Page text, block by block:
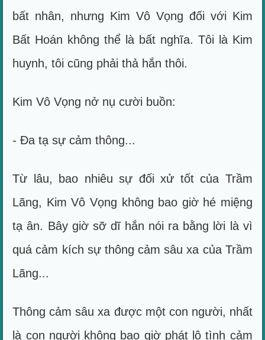
bất nhân, nhưng Kim Vô Vọng đối với Kim
Bất Hoán không thể là bất nghĩa. Tôi là Kim
huynh, tôi cũng phải thả hắn thôi.
Kim Vô Vọng nở nụ cười buồn:
- Đa tạ sự cảm thông...
Từ lâu, bao nhiêu sự đối xử tốt của Trầm
Lãng, Kim Vô Vọng không bao giờ hé miệng
tạ ân. Bây giờ sỡ dĩ hắn nói ra bằng lời là vì
quá cảm kích sự thông cảm sâu xa của Trầm
Lãng...
Thông cảm sâu xa được một con người, nhất
là con người không bao giờ phát lộ tình cảm